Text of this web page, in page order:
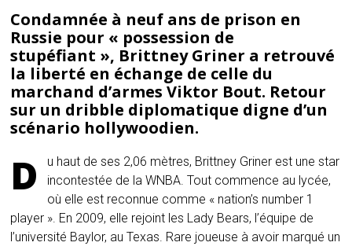
Condamnée à neuf ans de prison en
Russie pour « possession de
stupéfiant », Brittney Griner a retrouvé
la liberté en échange de celle du
marchand d’armes Viktor Bout. Retour
sur un dribble diplomatique digne d’un
scénario hollywoodien.
D
u haut de ses 2,06 mètres, Brittney Griner est une star
incontestée de la WNBA. Tout commence au lycée,
où elle est reconnue comme « nation’s number 1
player ». En 2009, elle rejoint les Lady Bears, l’équipe de
l’université Baylor, au Texas. Rare joueuse à avoir marqué un